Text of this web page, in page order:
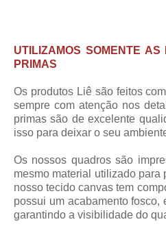
UTILIZAMOS SOMENTE AS
PRIMAS
Os produtos Liê são feitos
sempre com atenção nos
primas são de excelente
isso para deixar o seu
Os nossos quadros são
mesmo material utilizado para
nosso tecido canvas tem
possui um acabamento
garantindo a visibilidade do